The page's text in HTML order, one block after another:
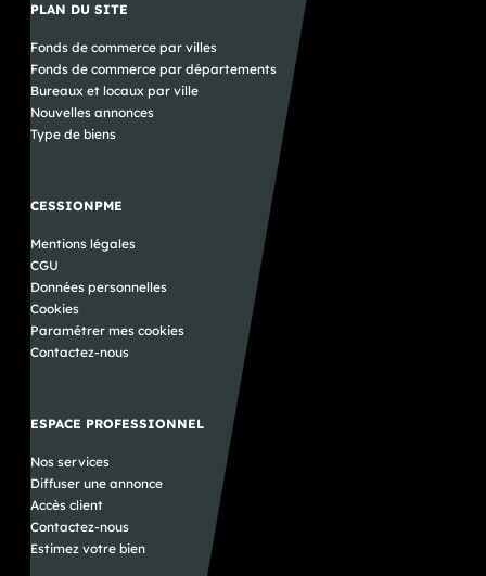
PLAN DU SITE
Fonds de commerce par villes
Fonds de commerce par départements
Bureaux et locaux par ville
Nouvelles annonces
Type de biens
CESSIONPME
Mentions légales
CGU
Données personnelles
Cookies
Paramétrer mes cookies
Contactez-nous
ESPACE PROFESSIONNEL
Nos services
Diffuser une annonce
Accès client
Contactez-nous
Estimez votre bien